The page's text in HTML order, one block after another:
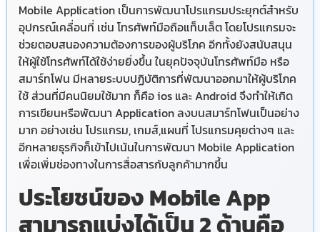
Mobile Application เป็นการพัฒนาโปรแกรมประยุกต์สำหรับ
อุปกรณ์เคลื่อนที่ เช่น โทรศัพท์มือถือแท็บเล็ต โดยโปรแกรมจะ
ช่วยตอบสนองความต้องการของผู้บริโภค อีกทั้งยังสนับสนุน
ให้ผู้ใช้โทรศัพท์ได้ใช้ง่ายยิ่งขึ้น ในยุคปัจจุบันโทรศัพท์มือ หรือ
สมาร์ทโฟน มีหลายระบบปฏิบัติการที่พัฒนาออกมาให้ผู้บริโภค
ใช้ ส่วนที่มีคนนิยมใช้มาก ก็คือ ios และ Android จึงทำให้เกิด
การเขียนหรือพัฒนา Application ลงบนสมาร์ทโฟนเป็นอย่าง
มาก อย่างเช่น โปรแกรม, เกมส์,แผนที่ โปรแกรมคุยต่างๆ และ
อีกหลายธุรกิจก็เข้าไปเน้นในการพัฒนา Mobile Application
เพื่อเพิ่มช่องทางในการสื่อสารกับลูกค้ามากขึ้น
ประโยชน์ของ Mobile App
สามารถแบ่งได้เป็น 2 ด้านคือ